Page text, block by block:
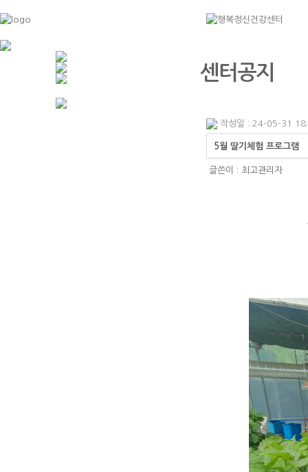
센터공지
작성일 : 24-05-31
5월 딸기체험 프로그램
글쓴이 : 최고관리자